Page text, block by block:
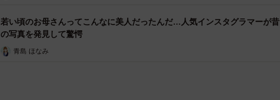
若い頃のお母さんってこんなに美人だったんだ…人気インスタグラマーが昔
の写真を発見して驚愕
青島 ほなみ